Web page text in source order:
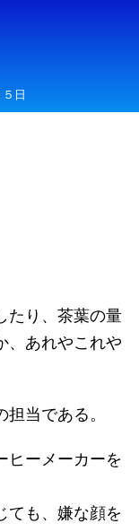
日
たり、茶葉の量
、あれやこれや
当である。
ヒーメーカーを
ても、嫌な顔を